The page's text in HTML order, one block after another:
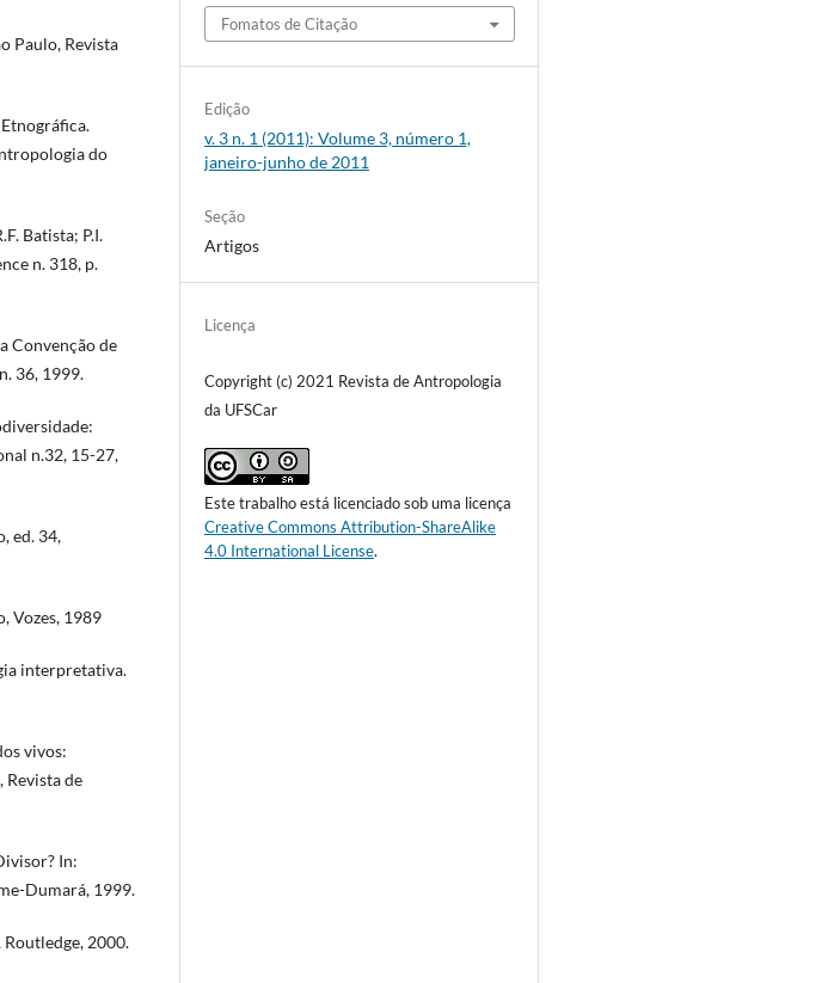
Paulo, Revista
do
Batista; P.I.
n. 318, p.
Convenção de
36, 1999.
n.32, 15-27,
ed. 34,
Vozes, 1989
interpretativa.
vivos:
Revista de
In:
Dumará, 1999.
2000.
Fomatos de Citação
Edição
v. 3 n. 1 (2011): Volume 3, número 1,
janeiro-junho de 2011
Seção
Artigos
Licença
Copyright (c) 2021 Revista de Antropologia
da UFSCar
Este trabalho está licenciado sob uma licença
Creative Commons Attribution-ShareAlike
4.0 International License.